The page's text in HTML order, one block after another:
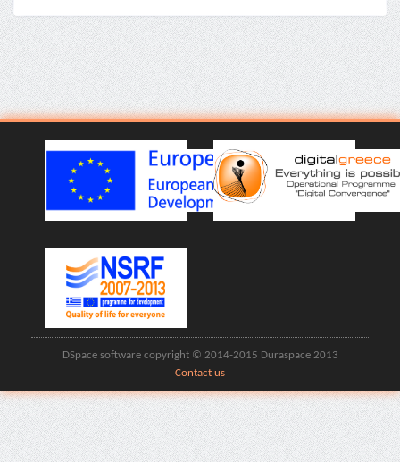
DSpace software copyright © 2014-2015 Duraspace 2013
Contact us